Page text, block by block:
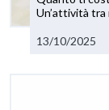
Un’attività
13/10/2025